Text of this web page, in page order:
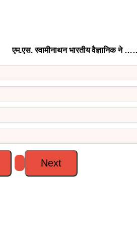
एम.एस. स्वामीनाथन भारतीय वैज्ञानिक ने